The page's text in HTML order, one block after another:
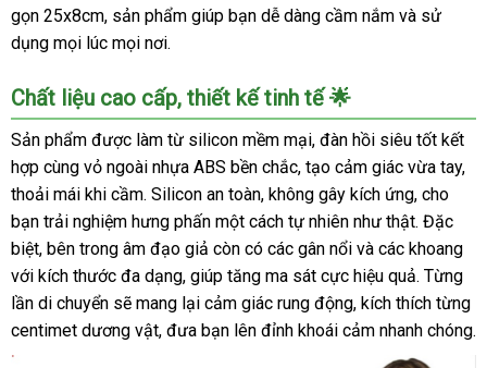
gọn 25x8cm, sản phẩm giúp bạn dễ dàng cầm nắm và sử
dụng mọi lúc mọi nơi.
Chất liệu cao cấp, thiết kế tinh tế 🌟
Sản phẩm được làm từ silicon mềm mại, đàn hồi siêu tốt kết
hợp cùng vỏ ngoài nhựa ABS bền chắc, tạo cảm giác vừa tay,
thoải mái khi cầm. Silicon an toàn, không gây kích ứng, cho
bạn trải nghiệm hưng phấn một cách tự nhiên như thật. Đặc
biệt, bên trong âm đạo giả còn có các gân nổi và các khoang
với kích thước đa dạng, giúp tăng ma sát cực hiệu quả. Từng
lần di chuyển sẽ mang lại cảm giác rung động, kích thích từng
centimet dương vật, đưa bạn lên đỉnh khoái cảm nhanh chóng.